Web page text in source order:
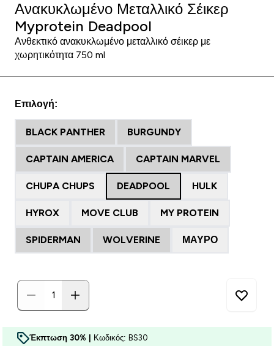
Ανακυκλωμένο Μεταλλικό Σέικερ
Myprotein Deadpool
Ανθεκτικό ανακυκλωμένο μεταλλικό σέικερ με
χωρητικότητα 750 ml
Επιλογή:
BLACK PANTHER BURGUNDY
CAPTAIN AMERICA CAPTAIN MARVEL
CHUPA CHUPS DEADPOOL HULK
HYROX MOVE CLUB MY PROTEIN
SPIDERMAN WOLVERINE ΜΑΎΡΟ
Έκπτωση 30% | Κωδικός: BS30